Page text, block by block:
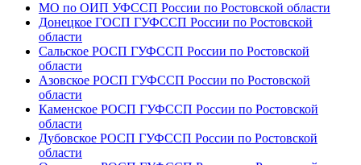
МО по ОИП УФССП России по Ростовской области
Донецкое ГОСП ГУФССП России по Ростовской
области
Сальское РОСП ГУФССП России по Ростовской
области
Азовское РОСП ГУФССП России по Ростовской
области
Каменское РОСП ГУФССП России по Ростовской
области
Дубовское РОСП ГУФССП России по Ростовской
области